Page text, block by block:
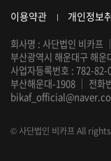
이용약관 개인정보
회사명 : 사단법인 비카프 ｜
부산광역시 해운대구 해
사업자등록번호 : 782-82-
부산해운대-1908 ｜ 전화
© 사단법인 비카프 All